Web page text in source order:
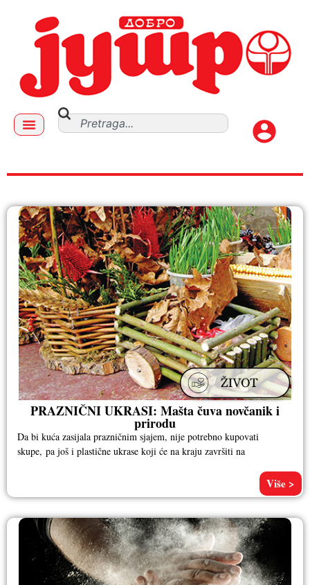
decembar 1, 2019
PRAZNIČNI UKRASI: Mašta čuva novčanik i
prirodu
Da bi kuća zasijala prazničnim sjajem, nije potrebno kupovati
skupe, pa još i plastične ukrase koji će na kraju završiti na
Više >